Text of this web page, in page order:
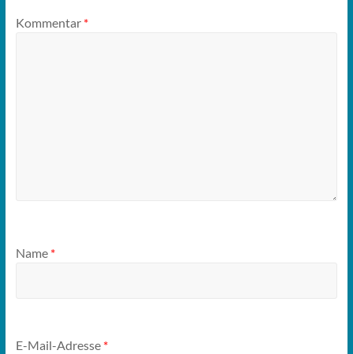
Kommentar *
Name *
E-Mail-Adresse *